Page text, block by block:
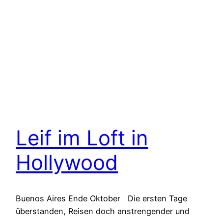
Leif im Loft in
Hollywood
Buenos Aires Ende Oktober Die ersten Tage
überstanden, Reisen doch anstrengender und